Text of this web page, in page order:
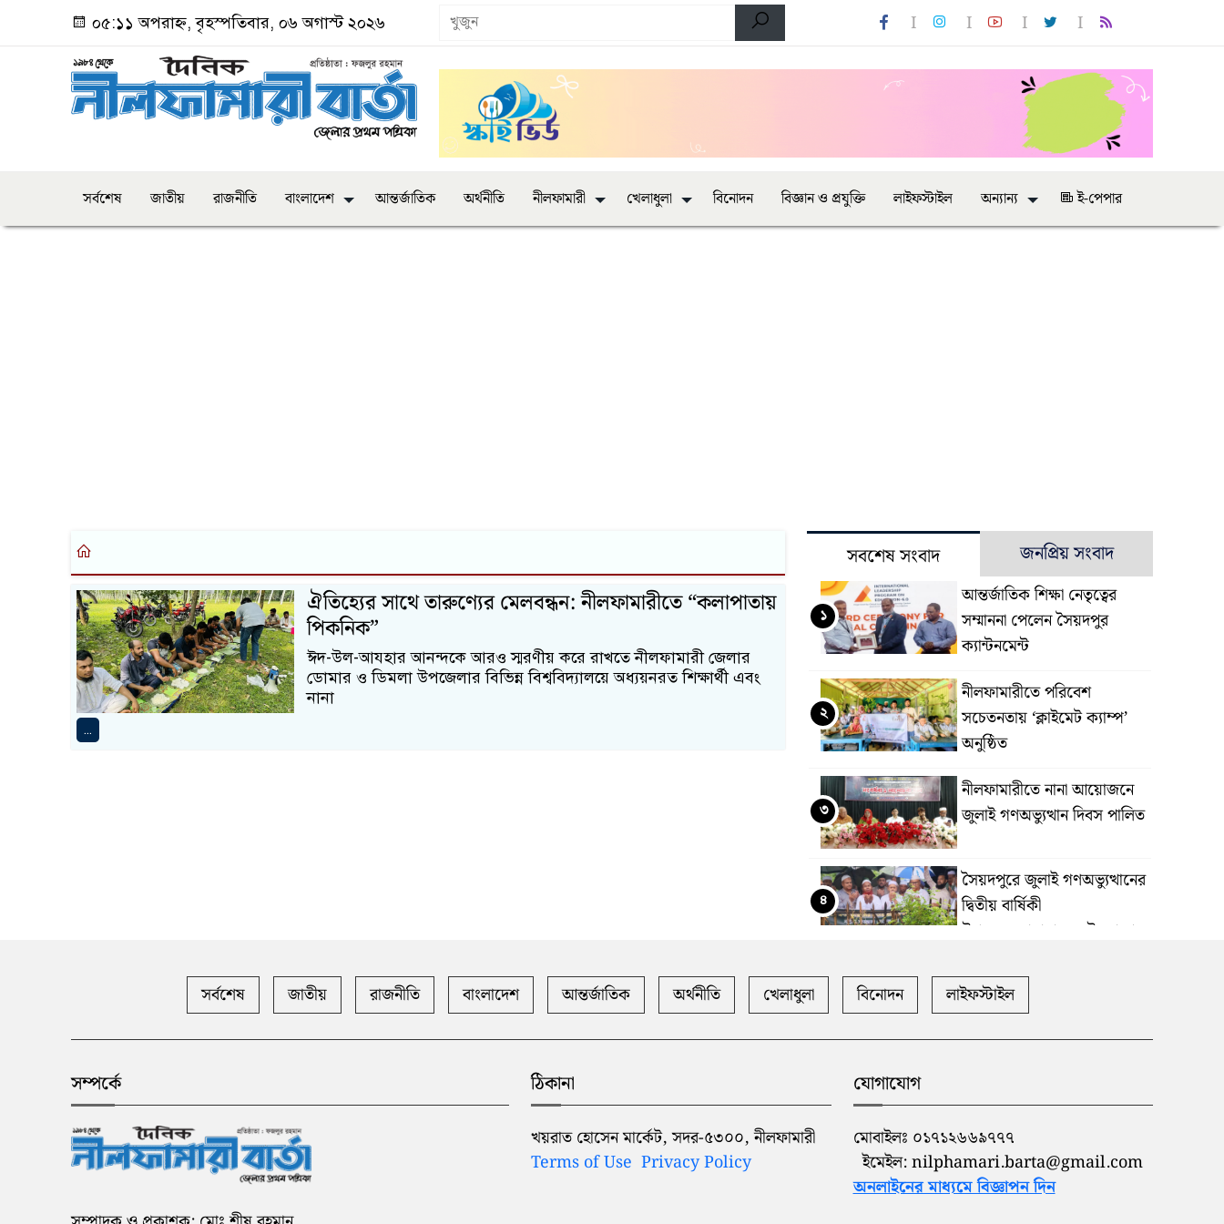
০৫:১১ অপরাহ্ন, বৃহস্পতিবার, ০৬ অগাস্ট ২০২৬
সর্বশেষ জাতীয় রাজনীতি বাংলাদেশ আন্তর্জাতিক অর্থনীতি নীলফামারী খেলাধুলা বিনোদন বিজ্ঞান ও প্রযুক্তি লাইফস্টাইল অন্যান্য ই-পেপার
ঐতিহ্যের সাথে তারুণ্যের মেলবন্ধন: নীলফামারীতে “কলাপাতায়
পিকনিক”
ঈদ-উল-আযহার আনন্দকে আরও স্মরণীয় করে রাখতে নীলফামারী জেলার
ডোমার ও ডিমলা উপজেলার বিভিন্ন বিশ্ববিদ্যালয়ে অধ্যয়নরত শিক্ষার্থী এবং
নানা
...
সবশেষ সংবাদ জনপ্রিয় সংবাদ
আন্তর্জাতিক শিক্ষা নেতৃত্বের
সম্মাননা পেলেন সৈয়দপুর
ক্যান্টনমেন্ট
১
নীলফামারীতে পরিবেশ
সচেতনতায় ‘ক্লাইমেট ক্যাম্প’
অনুষ্ঠিত
২
নীলফামারীতে নানা আয়োজনে
জুলাই গণঅভ্যুত্থান দিবস পালিত
৩
সৈয়দপুরে জুলাই গণঅভ্যুত্থানের
দ্বিতীয় বার্ষিকী
উপলক্ষে জামায়াতের উদ্যোগে
৪
সৈয়দপুরে সহকারী শিক্ষা
বিদ্যালয়ের প্রধান শিক্ষকের
প্যারোলে মায়ের জানাজায় অংশ
নিলেন নীলফামারী সাবেক
উপজেলা পরিষদের চেয়ারম্যান
শাহিদ মাহমুদ
সর্বশেষ জাতীয় রাজনীতি বাংলাদেশ আন্তর্জাতিক অর্থনীতি খেলাধুলা বিনোদন লাইফস্টাইল
সম্পর্কে ঠিকানা
খয়রাত হোসেন মার্কেট, সদর-৫৩০০, নীলফামারী
Terms of Use Privacy Policy
যোগাযোগ
মোবাইলঃ ০১৭১২৬৬৯৭৭৭
ইমেইল: nilphamari.barta@gmail.com
অনলাইনের মাধ্যমে বিজ্ঞাপন দিন